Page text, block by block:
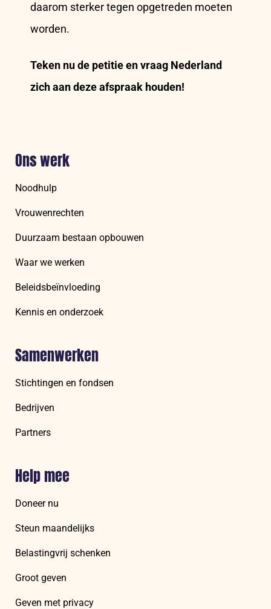
daarom sterker tegen opgetreden moeten
worden.
Teken nu de petitie en vraag Nederland
zich aan deze afspraak houden!
Ons werk
Noodhulp
Vrouwenrechten
Duurzaam bestaan opbouwen
Waar we werken
Beleidsbeïnvloeding
Kennis en onderzoek
Samenwerken
Stichtingen en fondsen
Bedrijven
Partners
Help mee
Doneer nu
Steun maandelijks
Belastingvrij schenken
Groot geven
Geven met privacy